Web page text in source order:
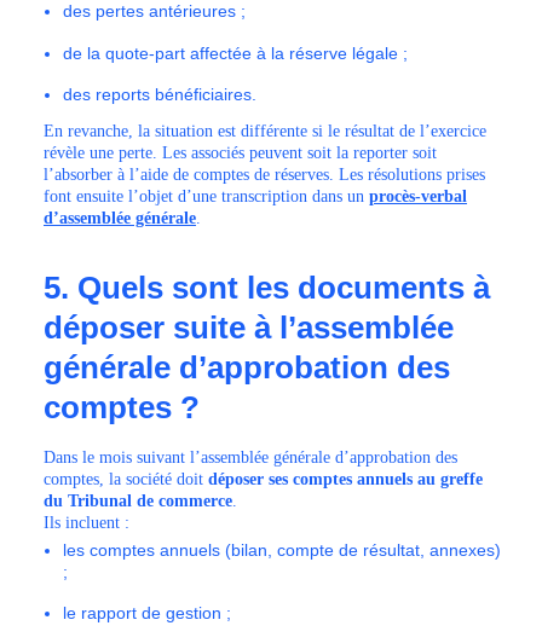
des pertes antérieures ;
de la quote-part affectée à la réserve légale ;
des reports bénéficiaires.
En revanche, la situation est différente si le résultat de l’exercice
révèle une perte. Les associés peuvent soit la reporter soit
l’absorber à l’aide de comptes de réserves. Les résolutions prises
font ensuite l’objet d’une transcription dans un procès-verbal
d’assemblée générale.
5. Quels sont les documents à
déposer suite à l’assemblée
générale d’approbation des
comptes ?
Dans le mois suivant l’assemblée générale d’approbation des
comptes, la société doit déposer ses comptes annuels au greffe
du Tribunal de commerce.
Ils incluent :
les comptes annuels (bilan, compte de résultat, annexes)
;
le rapport de gestion ;